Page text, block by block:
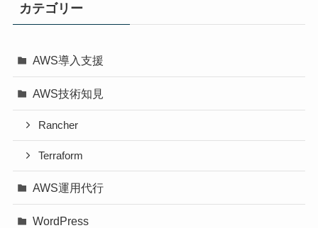
カテゴリー
AWS導入支援
AWS技術知見
Rancher
Terraform
AWS運用代行
WordPress